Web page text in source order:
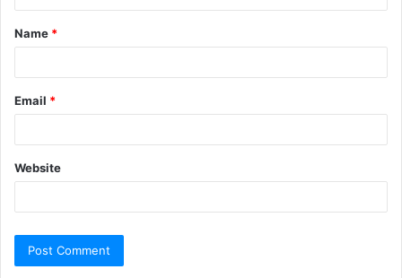
Name *
Email *
Website